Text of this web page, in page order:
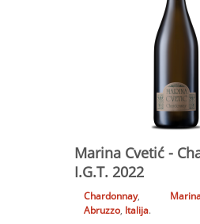
Marina Cvetić -
I.G.T. 2022
Chardonnay,
Abruzzo, Italija.